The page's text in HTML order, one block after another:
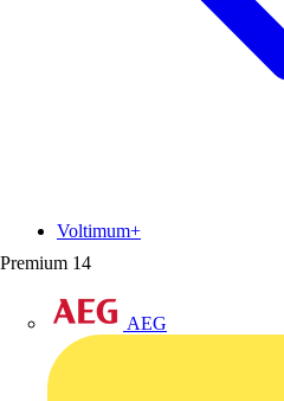
Premium 14
AEG
Voltimum+